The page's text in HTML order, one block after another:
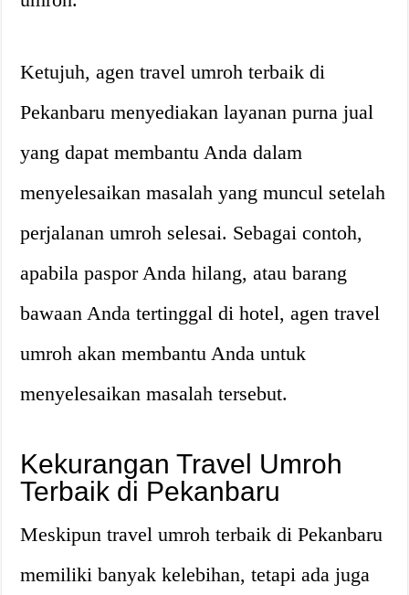
Ketujuh, agen travel umroh terbaik di
Pekanbaru menyediakan layanan purna jual
yang dapat membantu Anda dalam
menyelesaikan masalah yang muncul setelah
perjalanan umroh selesai. Sebagai contoh,
apabila paspor Anda hilang, atau barang
bawaan Anda tertinggal di hotel, agen travel
umroh akan membantu Anda untuk
menyelesaikan masalah tersebut.
Kekurangan Travel Umroh
Terbaik di Pekanbaru
Meskipun travel umroh terbaik di Pekanbaru
memiliki banyak kelebihan, tetapi ada juga